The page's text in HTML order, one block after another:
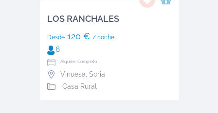
LOS RANCHALES
Desde120 € / noche
6
Alquiler: Completo
Vinuesa Soria
Casa Rural